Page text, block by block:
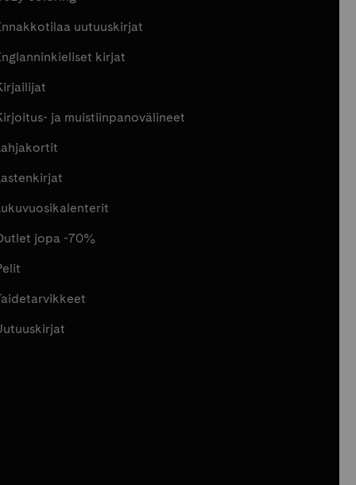
uutuuskirjat
kirjat
ja muistiinpanovälineet
jopa -70%